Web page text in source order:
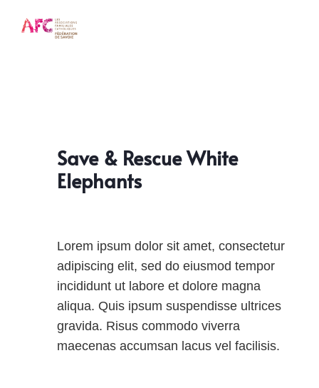
Save & Rescue White
Elephants
Lorem ipsum dolor sit amet, consectetur
adipiscing elit, sed do eiusmod tempor
incididunt ut labore et dolore magna
aliqua. Quis ipsum suspendisse ultrices
gravida. Risus commodo viverra
maecenas accumsan lacus vel facilisis.